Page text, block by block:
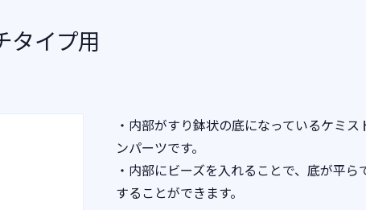
タイプ用
・内部がすり鉢状の底になっているケミ
ンパーツです。
・内部にビーズを入れることで、底が平
することができます。